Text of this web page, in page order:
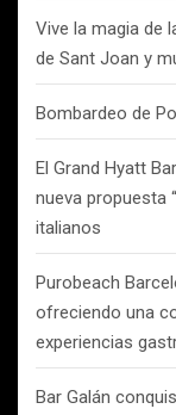
Vive la magia de
de Sant Joan y
Bombardeo de
El Grand Hyatt
nueva propuesta
italianos
Purobeach
ofreciendo una
experiencias
Bar Galán